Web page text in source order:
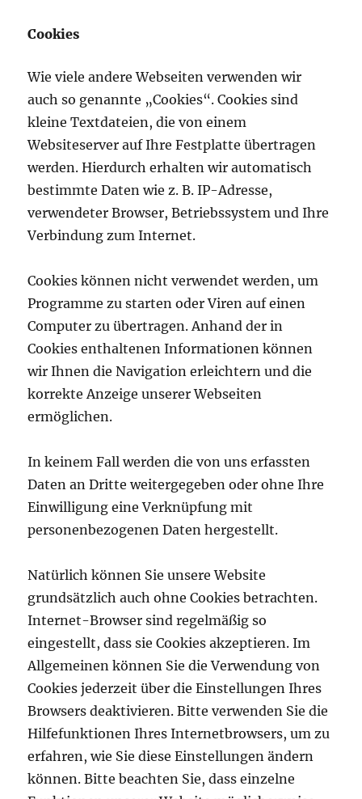
Cookies
Wie viele andere Webseiten verwenden wir
auch so genannte „Cookies“. Cookies sind
kleine Textdateien, die von einem
Websiteserver auf Ihre Festplatte übertragen
werden. Hierdurch erhalten wir automatisch
bestimmte Daten wie z. B. IP-Adresse,
verwendeter Browser, Betriebssystem und Ihre
Verbindung zum Internet.
Cookies können nicht verwendet werden, um
Programme zu starten oder Viren auf einen
Computer zu übertragen. Anhand der in
Cookies enthaltenen Informationen können
wir Ihnen die Navigation erleichtern und die
korrekte Anzeige unserer Webseiten
ermöglichen.
In keinem Fall werden die von uns erfassten
Daten an Dritte weitergegeben oder ohne Ihre
Einwilligung eine Verknüpfung mit
personenbezogenen Daten hergestellt.
Natürlich können Sie unsere Website
grundsätzlich auch ohne Cookies betrachten.
Internet-Browser sind regelmäßig so
eingestellt, dass sie Cookies akzeptieren. Im
Allgemeinen können Sie die Verwendung von
Cookies jederzeit über die Einstellungen Ihres
Browsers deaktivieren. Bitte verwenden Sie die
Hilfefunktionen Ihres Internetbrowsers, um zu
erfahren, wie Sie diese Einstellungen ändern
können. Bitte beachten Sie, dass einzelne